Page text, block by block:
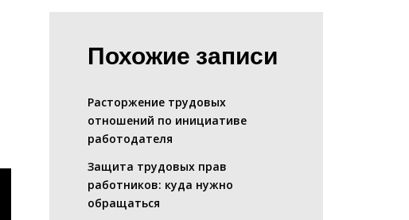
Похожие записи
Расторжение трудовых
отношений по инициативе
работодателя
Защита трудовых прав
работников: куда нужно
обращаться